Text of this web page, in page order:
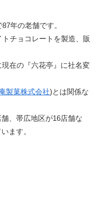
年の老舗です。
チョコレートを製造、販
在の『六花亭』に社名変
製菓株式会社)とは関係な
、帯広地区が16店舗な
ます。